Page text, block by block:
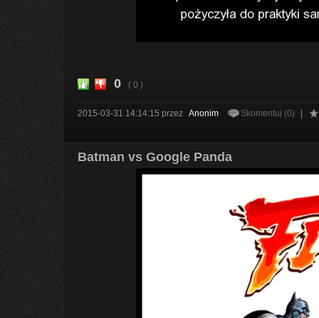
0 ( 0 )
2015-03-31 14:14:15 przez Anonim Skomentuj (0)
Batman vs Google Panda